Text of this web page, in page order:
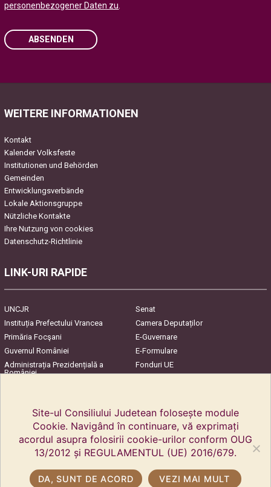
personenbezogener Daten zu.
ABSENDEN
WEITERE INFORMATIONEN
Kontakt
Kalender Volksfeste
Institutionen und Behörden
Gemeinden
Entwicklungsverbände
Lokale Aktionsgruppe
Nützliche Kontakte
Ihre Nutzung von cookies
Datenschutz-Richtlinie
LINK-URI RAPIDE
UNCJR
Senat
Instituția Prefectului Vrancea
Camera Deputaților
Primăria Focşani
E-Guvernare
Guvernul României
E-Formulare
Administrația Prezidențială a
României
Fonduri UE
Site-ul Consiliului Judetean folosește module
Cookie. Navigând în continuare, vă exprimați
acordul asupra folosirii cookie-urilor conform OUG
13/2012 și REGULAMENTUL (UE) 2016/679.
DA, SUNT DE ACORD VEZI MAI MULT